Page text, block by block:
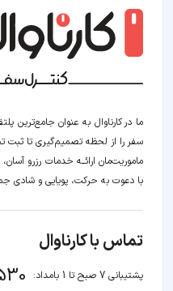
ما در کارناوال به عنوان جامع‌ترین
سفر را از لحظه‌ تصمیم‌گیری تا ثبت
ماموریت‌مان اراﺋــﻪ خدمات رزرو
با دعوت به حرکت، پویایی و شادی
تماس با کارناوال
پشتیبانی 7 صبح تا 1 بامداد: